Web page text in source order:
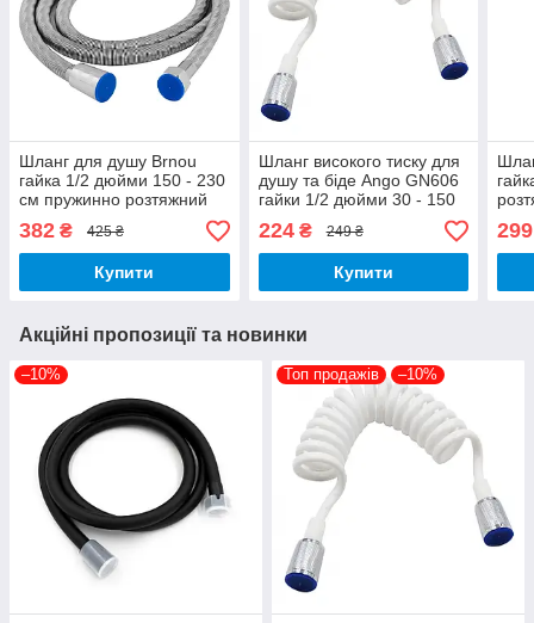
Шланг для душу Brnou
гайка 1/2 дюйми 150 - 230
см пружинно розтяжний
посилений
382 ₴ 425 ₴
Купити
Шланг високого тиску для
душу та біде Ango GN606
гайки 1/2 дюйми 30 - 150
посилений
224₴ 249 ₴
Купити
299
Акційні пропозиції та новинки
–10% Топ продажів –10%